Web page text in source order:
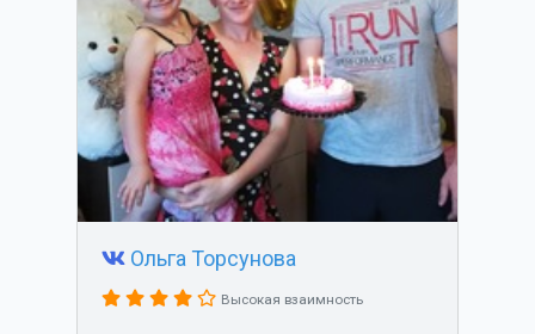
Ольга Торсунова
Высокая взаимность